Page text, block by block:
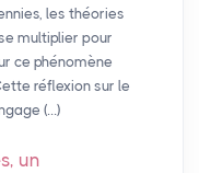
les théories
multiplier pour
ce phénomène
réflexion sur le
(…)
un